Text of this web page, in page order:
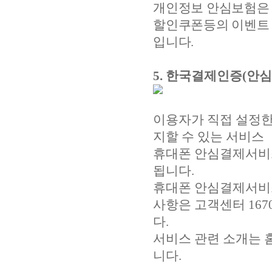
개인정보 안심보험
할인쿠폰등의 이벤
입니다.
5. 한국결제인증(안
이용자가 직접 설정
지할 수 있는 서비스
휴대폰 안심결제서
됩니다.
휴대폰 안심결제서
사항은 고객센터
다.
서비스 관련 소개는
니다.